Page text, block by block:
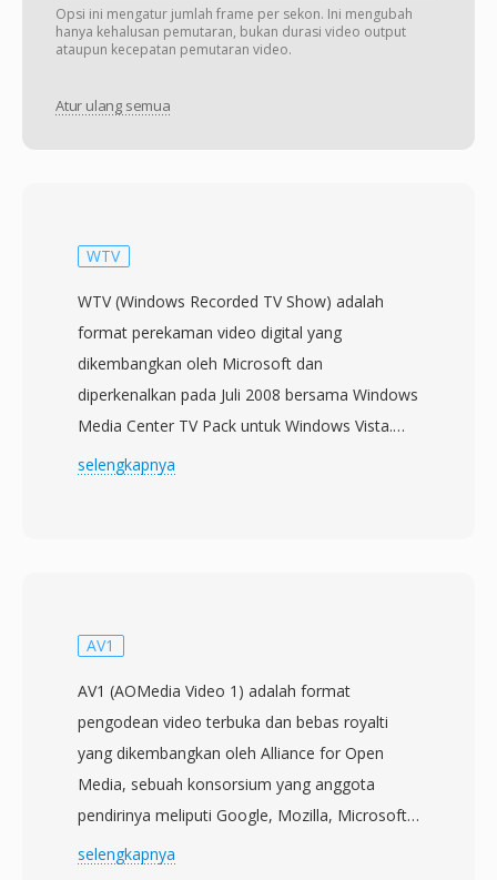
Opsi ini mengatur jumlah frame per sekon. Ini mengubah
hanya kehalusan pemutaran, bukan durasi video output
ataupun kecepatan pemutaran video.
Atur ulang semua
WTV
WTV (Windows Recorded TV Show) adalah
format perekaman video digital yang
dikembangkan oleh Microsoft dan
diperkenalkan pada Juli 2008 bersama Windows
Media Center TV Pack untuk Windows Vista.
Format ini dirancang untuk menggantikan
2 atau H.264 bersama beberapa trek audio
data closed caption, metadata panduan
program elektronik, dan flag proteksi salinan.
Kontainer ini menggunakan struktur direktori
internal yang mendukung fitur time-shifting,
memungkinkan Windows Media Center
merekam konten sambil secara bersamaan
selengkapnya
AV1
AV1 (AOMedia Video 1) adalah format
pengodean video terbuka dan bebas royalti
yang dikembangkan oleh Alliance for Open
Media, sebuah konsorsium yang anggota
pendirinya meliputi Google, Mozilla, Microsoft,
Amazon, Netflix, dan Intel, di antara lainnya.
selengkapnya